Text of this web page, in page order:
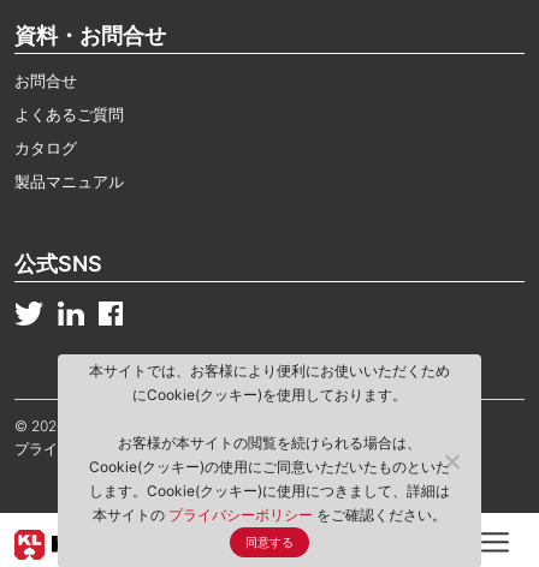
資料・お問合せ
お問合せ
よくあるご質問
カタログ
製品マニュアル
公式SNS
© 2026 Kwik Lok Corporation. All rights reserved.
プライバシーポリシー
当サイトご利用規約
本サイトでは、お客様により便利にお使いいただくため
にCookie(クッキー)を使用しております。
お客様が本サイトの閲覧を続けられる場合は、
Cookie(クッキー)の使用にご同意いただいたものといた
します。Cookie(クッキー)に使用につきまして、詳細は
本サイトの プライバシーポリシー をご確認ください。
同意する